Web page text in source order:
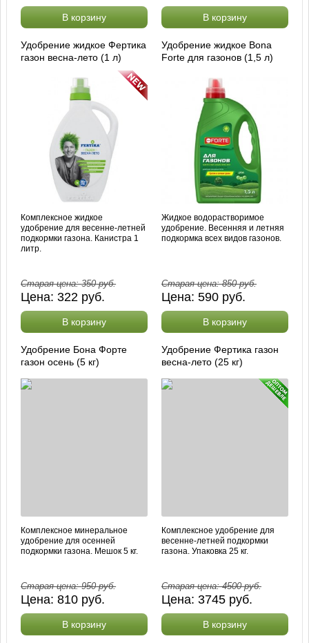
В корзину В корзину
Удобрение жидкое Фертика
газон весна-лето (1 л)
Комплексное жидкое
удобрение для весенне-летней
подкормки газона. Канистра 1
литр.
Старая цена:350руб.
Цена:322 руб.
В корзину
Удобрение жидкое Bona
Forte для газонов (1,5 л)
Жидкое водорастворимое
удобрение. Весенняя и летняя
подкормка всех видов газонов.
Старая цена:850руб.
Цена: 590 руб.
В корзину
Удобрение Бона Форте
газон осень (5 кг)
Комплексное минеральное
удобрение для осенней
подкормки газона. Мешок 5 кг.
Старая цена:950руб.
Цена:810 руб.
В корзину
Удобрение Фертика газон
весна-лето (25 кг)
Комплексное удобрение для
весенне-летней подкормки
газона. Упаковка 25 кг.
Старая цена:4500руб.
Цена: 3745 руб.
В корзину